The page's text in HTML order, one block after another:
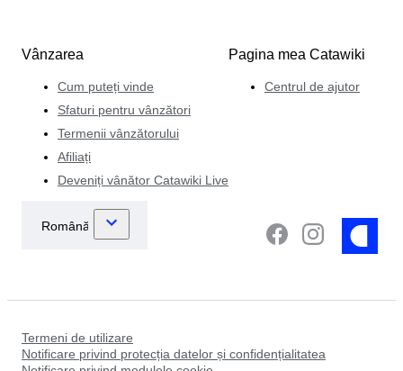
Vânzarea
Cum puteți vinde
Sfaturi pentru vânzători
Termenii vânzătorului
Afiliați
Deveniți vânător Catawiki Live
Pagina mea Catawiki
Centrul de ajutor
Termeni de utilizare
Notificare privind protecția datelor și confidențialitatea